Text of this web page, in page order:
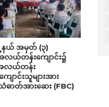
နယ် အမှတ် (၃)
လယ်တန်းကျောင်း၌
လယ်တန်း
ောင်းသူများအား
ဓာတ်အားဆေး (FBC)